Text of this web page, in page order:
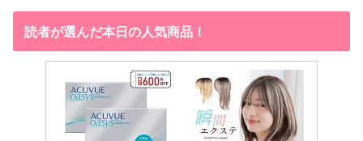
読者が選んだ本日の人気商品！